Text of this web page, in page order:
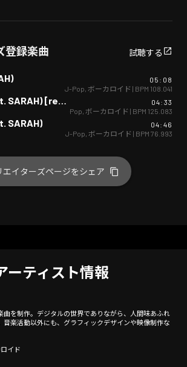
登録楽曲 試聴する
05:08
J-Pop ボーカロイド | BPM 108.041
once more (feat. SARAH) [remix]
04:33
J-Pop ボーカロイド | BPM 125.083
SARAH)
04:46
J-Pop ボーカロイド | BPM 76.993
エイターズページをシェア
ーティスト情報
曲を制作。デジタルの世界でありながら、人間味あふれ
音楽活動以外にも、グラフィックデザインや映像制作な
イド